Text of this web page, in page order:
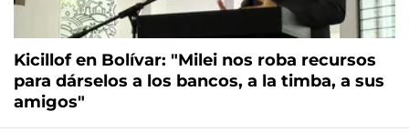
Kicillof en Bolívar: "Milei nos roba recursos
para dárselos a los bancos, a la timba, a sus
amigos"